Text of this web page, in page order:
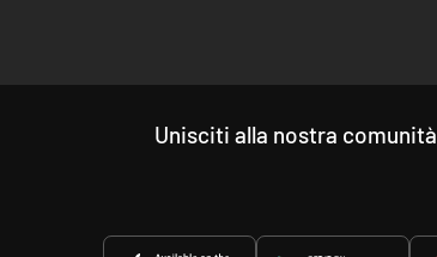
Unisciti alla nostra comunità